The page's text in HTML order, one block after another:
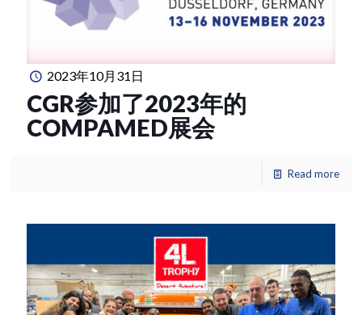
2023年10月31日
CGR参加了2023年的
COMPAMED展会
Read more